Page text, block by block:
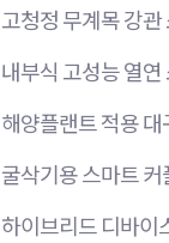
고청정 무계목 강
내부식 고성능 열
해양플랜트 적용 대
굴삭기용 스마트
하이브리드 디바이